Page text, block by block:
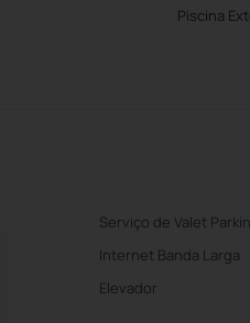
Piscina
Serviço de Valet
Internet Banda Larga
Elevador